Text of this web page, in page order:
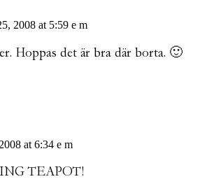
2008 at 5:59 e m
Hoppas det är bra där borta. 🙂
at 6:34 e m
TEAPOT!